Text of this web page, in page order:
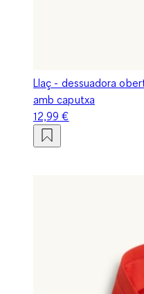
Llaç - dessuadora
amb caputxa
12,99 €